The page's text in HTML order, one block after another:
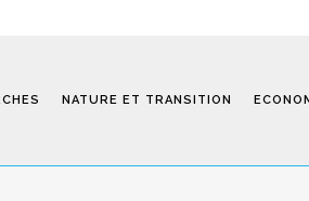
NATURE ET TRANSITION